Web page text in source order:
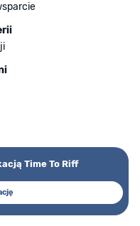
Time To Riff